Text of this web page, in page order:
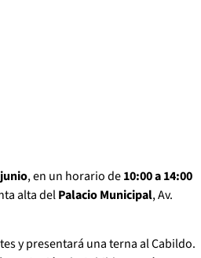
, en un horario de10:00 a 14:00
alta delPalacio Municipal, Av.
y presentará una terna al Cabildo.